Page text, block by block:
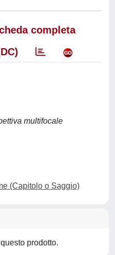
completa
multifocale
(Capitolo o Saggio)
prodotto.